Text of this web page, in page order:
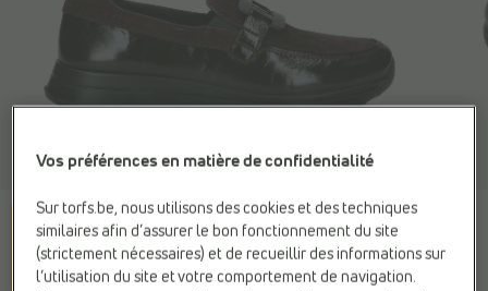
Vos préférences en matière de confidentialité
Sur torfs.be, nous utilisons des cookies et des techniques
similaires afin d’assurer le bon fonctionnement du site
(strictement nécessaires) et de recueillir des informations sur
l’utilisation du site et votre comportement de navigation.